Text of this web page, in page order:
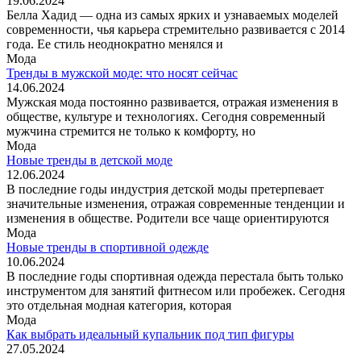
Белла Хадид — одна из самых ярких и узнаваемых моделей
современности, чья карьера стремительно развивается с 2014
года. Ее стиль неоднократно менялся и
Мода
Тренды в мужской моде: что носят сейчас
14.06.2024
Мужская мода постоянно развивается, отражая изменения в
обществе, культуре и технологиях. Сегодня современный
мужчина стремится не только к комфорту, но
Мода
Новые тренды в детской моде
12.06.2024
В последние годы индустрия детской моды претерпевает
значительные изменения, отражая современные тенденции и
изменения в обществе. Родители все чаще ориентируются
Мода
Новые тренды в спортивной одежде
10.06.2024
В последние годы спортивная одежда перестала быть только
инструментом для занятий фитнесом или пробежек. Сегодня
это отдельная модная категория, которая
Мода
Как выбрать идеальный купальник под тип фигуры
27.05.2024